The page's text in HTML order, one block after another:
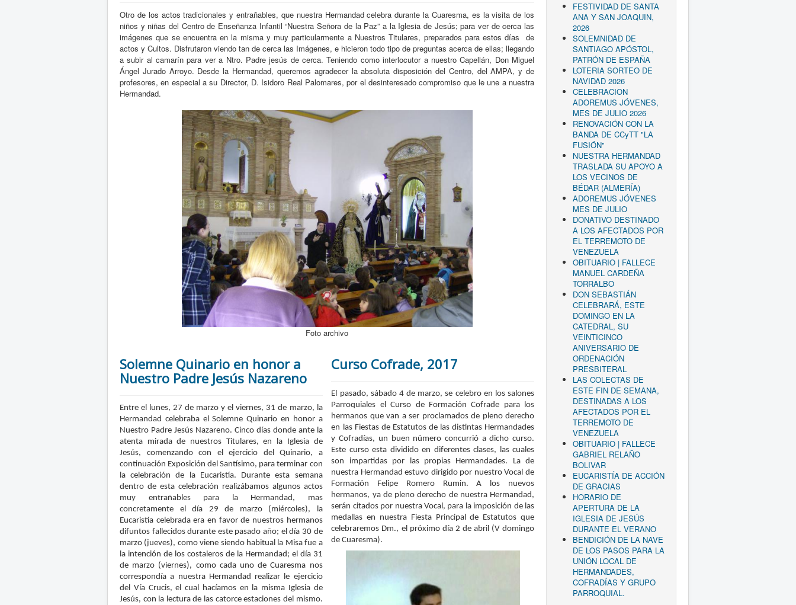
Otro de los actos tradicionales y entrañables, que nuestra Hermandad celebra durante la Cuaresma, es la visita de los
niños y niñas del Centro de Enseñanza Infantil “Nuestra Señora de la Paz” a la Iglesia de Jesús; para ver de cerca las
imágenes que se encuentra en la misma y muy particularmente a Nuestros Titulares, preparados para estos días
de
actos y Cultos. Disfrutaron viendo tan de cerca las Imágenes, e hicieron todo tipo de preguntas acerca de ellas; llegando
a subir al camarín para ver a Ntro. Padre jesús de cerca. Teniendo como interlocutor a nuestro Capellán, Don Miguel
Ángel Jurado Arroyo. Desde la Hermandad, queremos agradecer la absoluta disposición del Centro, del AMPA, y de
profesores, en especial a su Director, D. Isidoro Real Palomares, por el desinteresado compromiso que le une a nuestra
Hermandad.
Foto archivo
Solemne Quinario en honor a
Nuestro Padre Jesús Nazareno
Entre el lunes, 27 de marzo y el viernes, 31 de marzo, la
Hermandad celebraba el Solemne Quinario en honor a
Nuestro Padre Jesús Nazareno. Cinco días donde ante la
atenta mirada de nuestros Titulares, en la Iglesia de
Jesús, comenzando con el ejercicio del Quinario, a
continuación Exposición del Santísimo, para terminar con
la celebración de la Eucaristía. Durante esta semana
dentro de esta celebración realizábamos algunos actos
muy entrañables para la Hermandad, mas
concretamente el día 29 de marzo (miércoles), la
Eucaristía celebrada era en favor de nuestros hermanos
difuntos fallecidos durante este pasado año; el día 30 de
marzo (jueves), como viene siendo habitual la Misa fue a
la intención de los costaleros de la Hermandad; el día 31
de marzo (viernes), como cada uno de Cuaresma nos
correspondía a nuestra Hermandad realizar le ejercicio
del Vía Crucis, el cual hacíamos en la misma Iglesia de
Jesús, con la lectura de las catorce estaciones del mismo.
Curso Cofrade, 2017
El pasado, sábado 4 de marzo, se celebro en los salones
Parroquiales el Curso de Formación Cofrade para los
hermanos que van a ser proclamados de pleno derecho
en las Fiestas de Estatutos de las distintas Hermandades
y Cofradías, un buen número concurrió a dicho curso.
Este curso esta dividido en diferentes clases, las cuales
son impartidas por las propias Hermandades. La de
nuestra Hermandad estuvo dirigido por nuestro Vocal de
Formación Felipe Romero Rumin. A los nuevos
hermanos, ya de pleno derecho de nuestra Hermandad,
serán citados por nuestra Vocal, para la imposición de las
medallas en nuestra Fiesta Principal de Estatutos que
celebraremos Dm., el próximo día 2 de abril (V domingo
de Cuaresma).
FESTIVIDAD DE SANTA
ANA Y SAN JOAQUIN,
2026
SOLEMNIDAD DE
SANTIAGO APÓSTOL,
PATRÓN DE ESPAÑA
LOTERIA SORTEO DE
NAVIDAD 2026
CELEBRACION
ADOREMUS JÓVENES,
MES DE JULIO 2026
RENOVACIÓN CON LA
BANDA DE CCyTT "LA
FUSIÓN"
NUESTRA HERMANDAD
TRASLADA SU APOYO A
LOS VECINOS DE
BÉDAR (ALMERÍA)
ADOREMUS JÓVENES
MES DE JULIO
DONATIVO DESTINADO
A LOS AFECTADOS POR
EL TERREMOTO DE
VENEZUELA
OBITUARIO | FALLECE
MANUEL CARDEÑA
TORRALBO
DON SEBASTIÁN
CELEBRARÁ, ESTE
DOMINGO EN LA
CATEDRAL, SU
VEINTICINCO
ANIVERSARIO DE
ORDENACIÓN
PRESBITERAL
LAS COLECTAS DE
ESTE FIN DE SEMANA,
DESTINADAS A LOS
AFECTADOS POR EL
TERREMOTO DE
VENEZUELA
OBITUARIO | FALLECE
GABRIEL RELAÑO
BOLIVAR
EUCARISTÍA DE ACCIÓN
DE GRACIAS
HORARIO DE
APERTURA DE LA
IGLESIA DE JESÚS
DURANTE EL VERANO
BENDICIÓN DE LA NAVE
DE LOS PASOS PARA LA
UNIÓN LOCAL DE
HERMANDADES,
COFRADÍAS Y GRUPO
PARROQUIAL.